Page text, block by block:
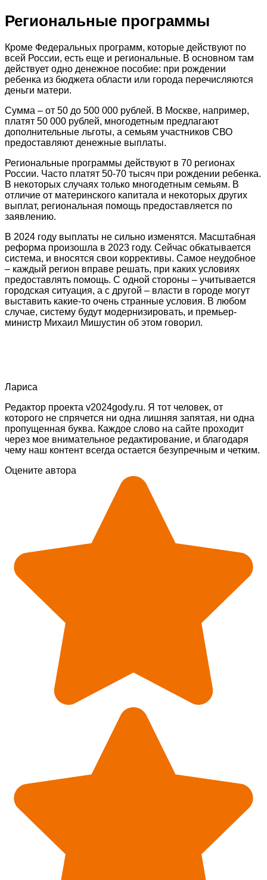
Региональные программы
Кроме Федеральных программ, которые действуют по
всей России, есть еще и региональные. В основном там
действует одно денежное пособие: при рождении
ребенка из бюджета области или города перечисляются
деньги матери.
Сумма – от 50 до 500 000 рублей. В Москве, например,
платят 50 000 рублей, многодетным предлагают
дополнительные льготы, а семьям участников СВО
предоставляют денежные выплаты.
Региональные программы действуют в 70 регионах
России. Часто платят 50-70 тысяч при рождении ребенка.
В некоторых случаях только многодетным семьям. В
отличие от материнского капитала и некоторых других
выплат, региональная помощь предоставляется по
заявлению.
В 2024 году выплаты не сильно изменятся. Масштабная
реформа произошла в 2023 году. Сейчас обкатывается
система, и вносятся свои коррективы. Самое неудобное
– каждый регион вправе решать, при каких условиях
предоставлять помощь. С одной стороны – учитывается
городская ситуация, а с другой – власти в городе могут
выставить какие-то очень странные условия. В любом
случае, систему будут модернизировать, и премьер-
министр Михаил Мишустин об этом говорил.
Лариса
Редактор проекта v2024gody.ru. Я тот человек, от
которого не спрячется ни одна лишняя запятая, ни одна
пропущенная буква. Каждое слово на сайте проходит
через мое внимательное редактирование, и благодаря
чему наш контент всегда остается безупречным и четким.
Оцените автора